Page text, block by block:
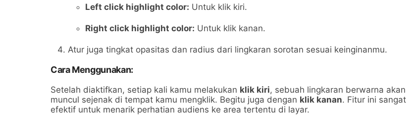
Left click highlight color: Untuk klik kiri.
Right click highlight color: Untuk klik kanan.
Atur juga tingkat opasitas dan radius dari lingkaran sorotan sesuai keinginanmu.
Cara Menggunakan:
Setelah diaktifkan, setiap kali kamu melakukan klik kiri, sebuah lingkaran berwarna akan
muncul sejenak di tempat kamu mengklik. Begitu juga dengan klik kanan. Fitur ini sangat
efektif untuk menarik perhatian audiens ke area tertentu di layar.